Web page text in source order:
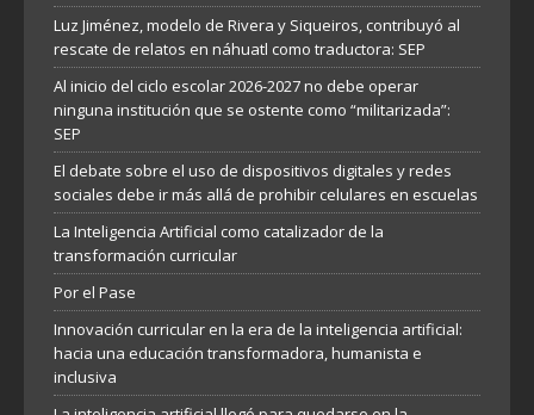
Luz Jiménez, modelo de Rivera y Siqueiros, contribuyó al
rescate de relatos en náhuatl como traductora: SEP
Al inicio del ciclo escolar 2026-2027 no debe operar
ninguna institución que se ostente como “militarizada”:
SEP
El debate sobre el uso de dispositivos digitales y redes
sociales debe ir más allá de prohibir celulares en escuelas
La Inteligencia Artificial como catalizador de la
transformación curricular
Por el Pase
Innovación curricular en la era de la inteligencia artificial:
hacia una educación transformadora, humanista e
inclusiva